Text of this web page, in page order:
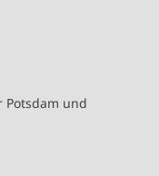
Potsdam und